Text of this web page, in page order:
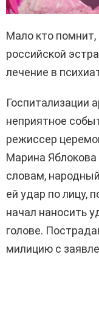
Мало кто помнит,
российской
лечение в
Госпитализации
неприятное
режиссер
Марина
словам,
ей удар по лицу,
начал наносить
голове.
милицию с